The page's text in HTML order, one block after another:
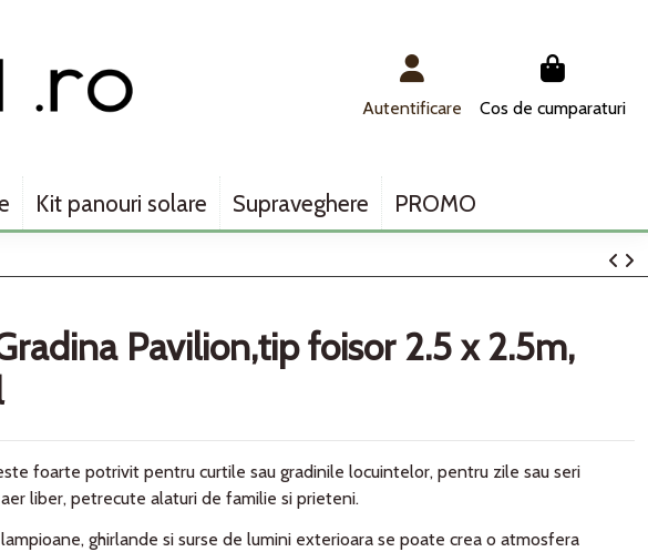
Autentificare Cos de cumparaturi
Kit panouri solare Supraveghere PROMO
Pavilion,tip foisor 2.5 x 2.5m,
foarte potrivit pentru curtile sau gradinile locuintelor, pentru zile sau seri
liber, petrecute alaturi de familie si prieteni.
ghirlande si surse de lumini exterioara se poate crea o atmosfera